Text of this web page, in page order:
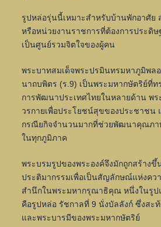
รูปหล่อรุ่นนี้เหมาะสำหรับบ้านพักอาศัย
หรือหน่วยงานราชการที่ต้องการประดิ
เป็นศูนย์รวมจิตใจของผู้คน
พระบาทสมเด็จพระปรมินทรมหาภูมิพล
นาถบพิตร (ร.9) เป็นพระมหากษัตริย์ที่
การพัฒนาประเทศไทยในหลายด้าน พร
วรกายเพื่อประโยชน์สุขของประชาชน
กรณียกิจจำนวนมากที่ช่วยพัฒนาคุณภ
ในทุกภูมิภาค
พระบรมรูปของพระองค์จึงมักถูกสร้าง
ประติมากรรมเพื่อเป็นสัญลักษณ์แห่งคว
สำนึกในพระมหากรุณาธิคุณ หนึ่งในรูป
คือรูปหล่อ รัชกาลที่ 9 นั่งบัลลังก์ ซึ่งสะ
และพระบารมีของพระมหากษัตริย์